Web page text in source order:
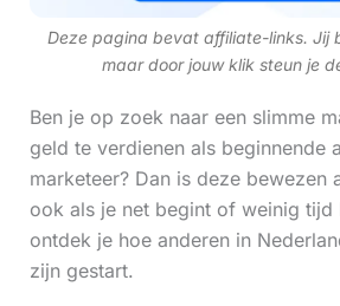
Deze pagina bevat affiliate-links. Jij
maar door jouw klik steun je
Ben je op zoek naar een slimme
geld te verdienen als beginnende
marketeer? Dan is deze bewezen
ook als je net begint of weinig tijd
ontdek je hoe anderen in
zijn gestart.